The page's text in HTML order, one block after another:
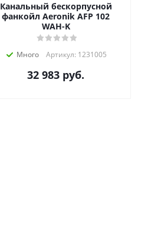
Канальный бескорпусной
фанкойл Aeronik AFP 102
WAH-K
Много Артикул: 1231005
32 983 руб.